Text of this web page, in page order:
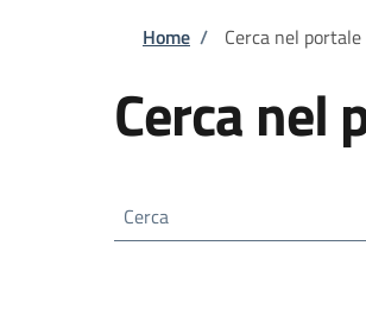
Briciole di
Home / Cerca nel portale
Cerca nel
Cerca